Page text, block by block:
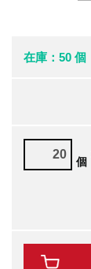
在庫：50 個
個